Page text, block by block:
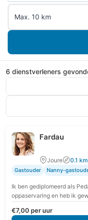
6 dienstverleners
Fardau
Joure 0.1 km
Gastouder Nanny-
Ik ben gediplomeerd als
oppaservaring en heb ik
€7,00 per uur